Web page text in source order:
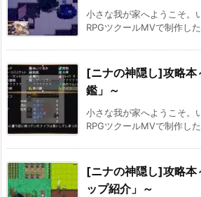
小さな我が家へようこそ。
RPGツクールMVで制作し
[ニナの神隠し]攻略本
鑑」～
小さな我が家へようこそ。
RPGツクールMVで制作し
[ニナの神隠し]攻略本
ップ紹介」～